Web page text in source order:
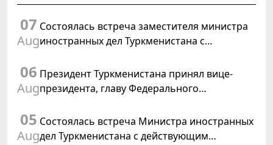
07
Aug
Состоялась встреча заместителя министра
иностранных дел Туркменистана с
Туркменистане
06
Aug
Президент Туркменистана принял вице-
президента, главу Федерального
Швейцарской Конфедерации
05
Aug
Состоялась встреча Министра иностранных
дел Туркменистана с действующим